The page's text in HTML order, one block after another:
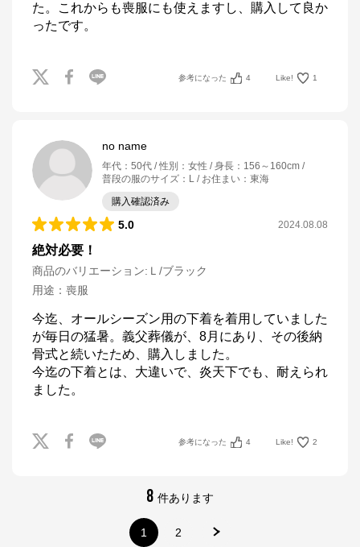
た。これからも喪服にも使えますし、購入して良か
ったです。
参考になった 4 Like! 1
no name
年代 ： 50代 性別 ： 女性 身長 ： 156～160cm
普段の服のサイズ ： L お住まい ： 東海
購入確認済み
5.0 2024.08.08
絶対必要！
商品のバリエーション: Ｌ/ブラック
用途 ： 喪服
今迄、オールシーズン用の下着を着用していました
が毎日の猛暑。義父葬儀が、8月にあり、その後納
骨式と続いたため、購入しました。
今迄の下着とは、大違いで、炎天下でも、耐えられ
参考になった 4 Like! 2
8 件あります
1 2